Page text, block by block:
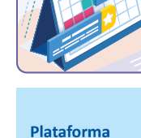
NÚCLEO JOVEM